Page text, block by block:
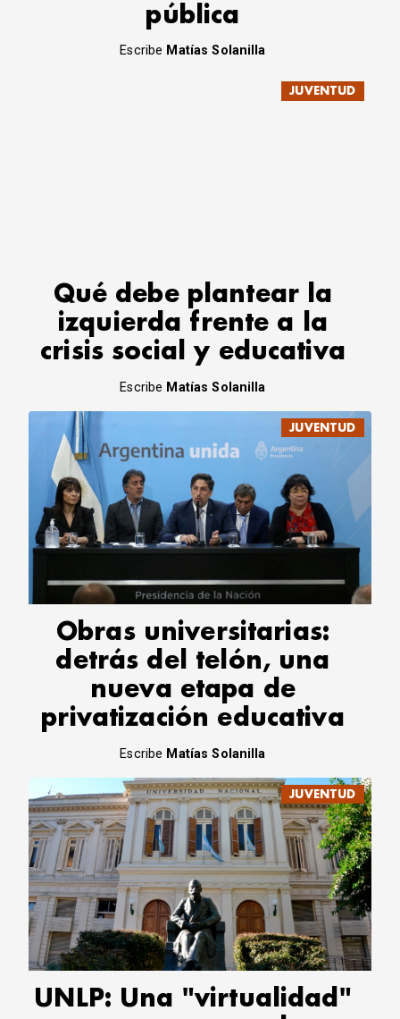
pública
Escribe Matías Solanilla
JUVENTUD
Qué debe plantear la
izquierda frente a la
crisis social y educativa
Escribe Matías Solanilla
JUVENTUD
Obras universitarias:
detrás del telón, una
nueva etapa de
privatización educativa
Escribe Matías Solanilla
JUVENTUD
UNLP: Una "virtualidad"